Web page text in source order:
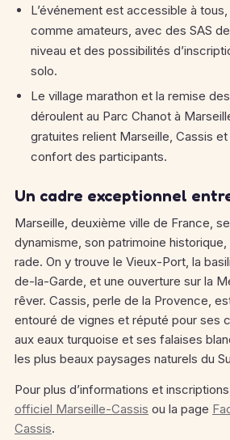
L’événement est accessible à
comme amateurs, avec des SAS
niveau et des possibilités
solo.
Le village marathon et la remise
déroulent au Parc Chanot à
gratuites relient Marseille, Cassis
confort des participants.
Un cadre exceptionnel
Marseille, deuxième ville de France,
dynamisme, son patrimoine
rade. On y trouve le Vieux-Port, la
de-la-Garde, et une ouverture sur la
rêver. Cassis, perle de la Provence,
entouré de vignes et réputé pour ses
aux eaux turquoise et ses falaises
les plus beaux paysages naturels du
Pour plus d’informations et
officiel Marseille-Cassis ou la page
Cassis.